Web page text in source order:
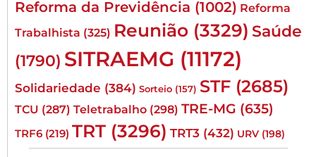
Reforma da Previdência (1002) Reforma
Trabalhista (325) Reunião (3329) Saúde
(1790) SITRAEMG (11172)
Solidariedade (384) Sorteio (157) STF (2685)
TCU (287) Teletrabalho (298) TRE-MG (635)
TRF6 (219) TRT (3296) TRT3 (432) URV (198)